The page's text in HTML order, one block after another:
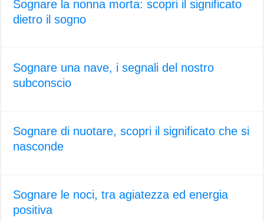
Sognare la nonna morta: scopri il significato
dietro il sogno
Sognare una nave, i segnali del nostro
subconscio
Sognare di nuotare, scopri il significato che si
nasconde
Sognare le noci, tra agiatezza ed energia
positiva